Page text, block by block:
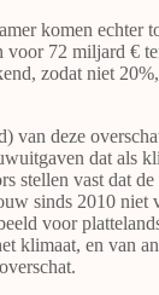
komen echter
voor 72 miljard €
zodat niet
van deze
dat als
stellen vast dat
sinds 2010 niet
voor
klimaat, en van